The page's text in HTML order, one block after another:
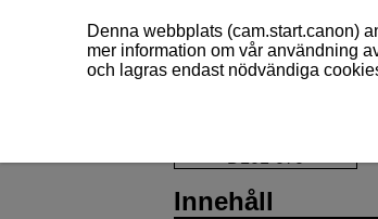
Innehåll
Denna webbplats (cam.start.canon)
mer information om vår användning
och lagras endast nödvändiga